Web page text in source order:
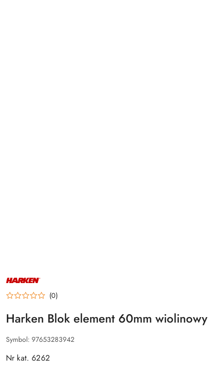
NAZWA
PRODUCENTA:
HARKEN (0)
Harken Blok element 60mm wiolinowy
Symbol: 97653283942
Nr kat. 6262